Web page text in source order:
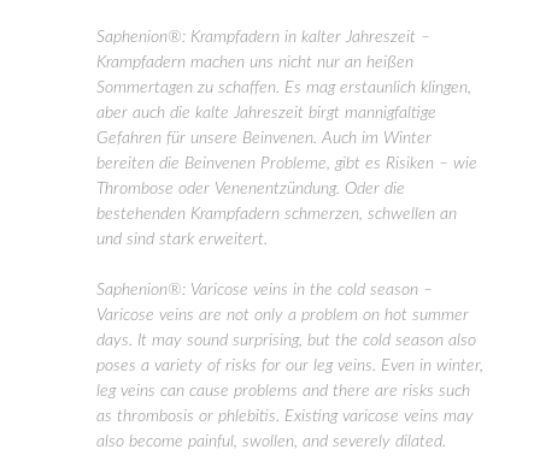
Saphenion®: Krampfadern in kalter Jahreszeit –
Krampfadern machen uns nicht nur an heißen
Sommertagen zu schaffen. Es mag erstaunlich klingen,
aber auch die kalte Jahreszeit birgt mannigfaltige
Gefahren für unsere Beinvenen. Auch im Winter
bereiten die Beinvenen Probleme, gibt es Risiken – wie
Thrombose oder Venenentzündung. Oder die
bestehenden Krampfadern schmerzen, schwellen an
und sind stark erweitert.
Saphenion®: Varicose veins in the cold season –
Varicose veins are not only a problem on hot summer
days. It may sound surprising, but the cold season also
poses a variety of risks for our leg veins. Even in winter,
leg veins can cause problems and there are risks such
as thrombosis or phlebitis. Existing varicose veins may
also become painful, swollen, and severely dilated.